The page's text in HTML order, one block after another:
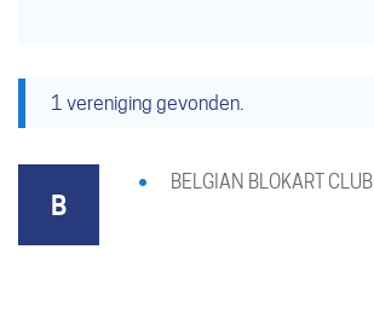
1 vereniging gevonden.
B
BELGIAN BLOKART CLUB